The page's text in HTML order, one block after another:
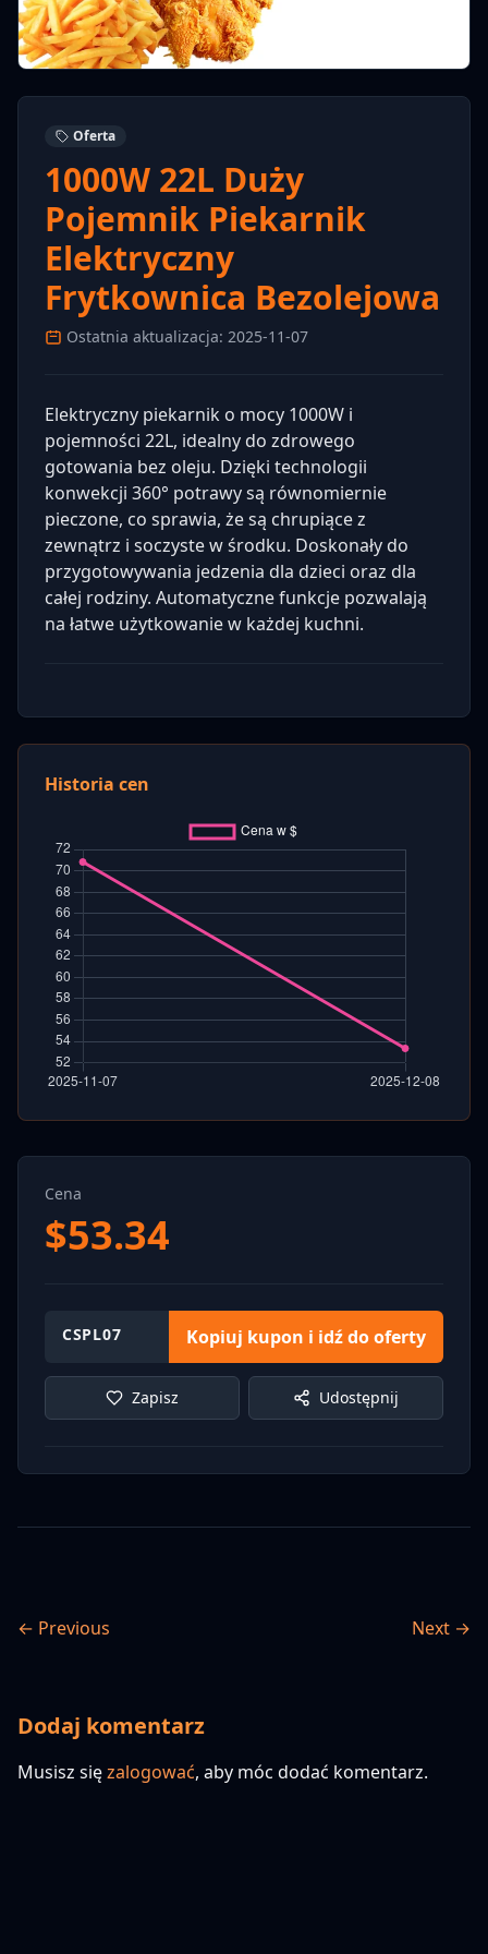
Oferta
1000W 22L Duży
Pojemnik Piekarnik
Elektryczny
Frytkownica Bezolejowa
Ostatnia aktualizacja: 2025-11-07
Elektryczny piekarnik o mocy 1000W i
pojemności 22L, idealny do zdrowego
gotowania bez oleju. Dzięki technologii
konwekcji 360° potrawy są równomiernie
pieczone, co sprawia, że są chrupiące z
zewnątrz i soczyste w środku. Doskonały do
przygotowywania jedzenia dla dzieci oraz dla
całej rodziny. Automatyczne funkcje pozwalają
na łatwe użytkowanie w każdej kuchni.
Historia cen
Cena
$53.34
CSPL07 Kopiuj kupon i idź do oferty
Zapisz Udostępnij
← Previous Next →
Dodaj komentarz
Musisz sięzalogować, aby móc dodać komentarz.